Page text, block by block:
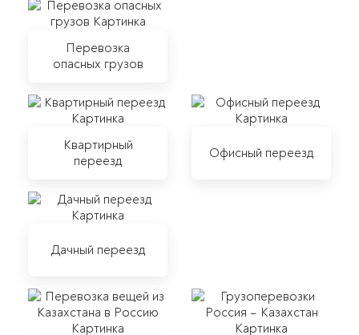
Перевозка
опасных грузов
Квартирный
переезд
Офисный переезд
Дачный переезд